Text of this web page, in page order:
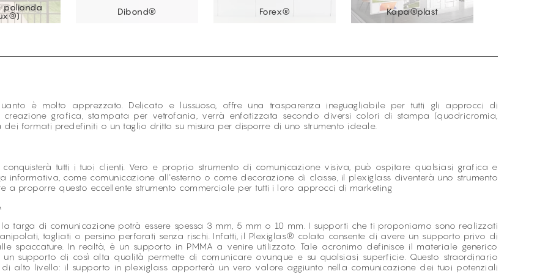
polionda
Dibond® Forex® Kapa®plast
è molto apprezzato. Delicato e lussuoso, offre una trasparenza ineguagliabile per tutti gli approcci di
grafica, stampata per vetrofania, verrà enfatizzata secondo diversi colori di stampa (quadricromia,
formati predefiniti o un taglio dritto su misura per disporre di uno strumento ideale.
tutti i tuoi clienti. Vero e proprio strumento di comunicazione visiva, può ospitare qualsiasi grafica e
informativa, come comunicazione all'esterno o come decorazione di classe, il plexiglass diventerà uno strumento
a proporre questo eccellente strumento commerciale per tutti i loro approcci di marketing
targa di comunicazione potrà essere spessa 3 mm, 5 mm o 10 mm. I supporti che ti proponiamo sono realizzati
tagliati o persino perforati senza rischi. Infatti, il Plexiglas® colato consente di avere un supporto privo di
spaccature. In realtà, è un supporto in PMMA a venire utilizzato. Tale acronimo definisce il materiale generico
supporto di così alta qualità permette di comunicare ovunque e su qualsiasi superficie. Questo straordinario
alto livello: il supporto in plexiglass apporterà un vero valore aggiunto nella comunicazione dei tuoi potenziali